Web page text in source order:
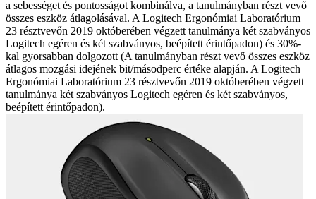
a sebességet és pontosságot kombinálva, a tanulmányban részt vevő
összes eszköz átlagolásával. A Logitech Ergonómiai Laboratórium
23 résztvevőn 2019 októberében végzett tanulmánya két szabványos
Logitech egéren és két szabványos, beépített érintőpadon) és 30%-
kal gyorsabban dolgozott (A tanulmányban részt vevő összes eszköz
átlagos mozgási idejének bit/másodperc értéke alapján. A Logitech
Ergonómiai Laboratórium 23 résztvevőn 2019 októberében végzett
tanulmánya két szabványos Logitech egéren és két szabványos,
beépített érintőpadon).